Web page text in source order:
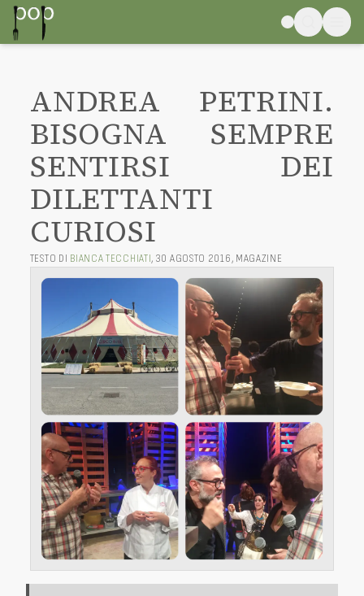
ANDREA PETRINI.
BISOGNA SEMPRE
SENTIRSI DEI
DILETTANTI
CURIOSI
TESTO DI BIANCA TECCHIATI, 30 AGOSTO 2016, MAGAZINE